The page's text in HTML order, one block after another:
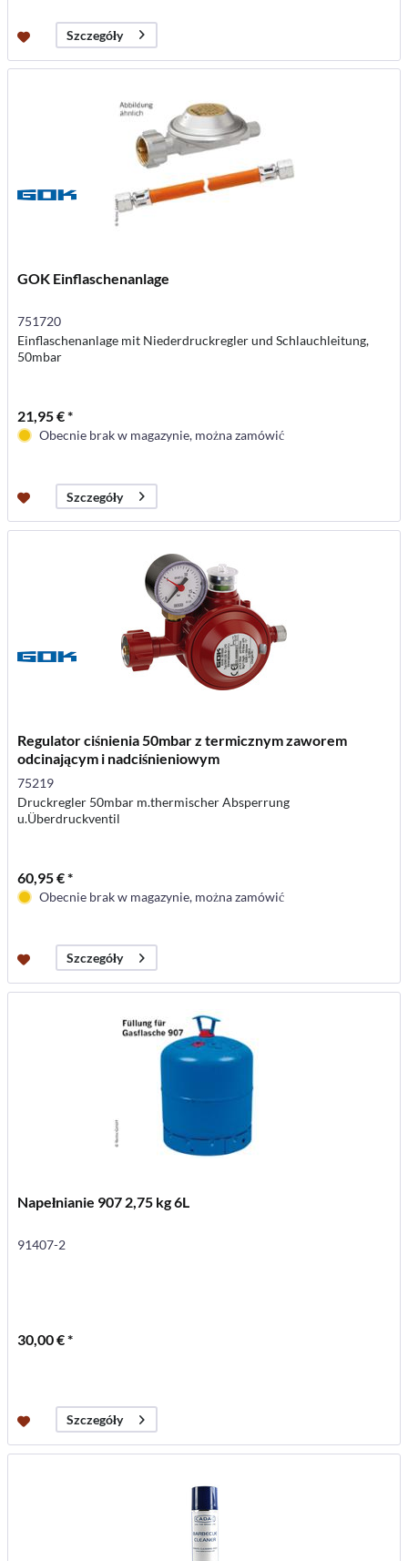
Szczegóły
GOK Einflaschenanlage
751720
Einflaschenanlage mit Niederdruckregler und Schlauchleitung,
50mbar
21,95 € *
Obecnie brak w magazynie, można zamówić
Szczegóły
Regulator ciśnienia 50mbar z termicznym zaworem
odcinającym i nadciśnieniowym
75219
Druckregler 50mbar m.thermischer Absperrung
u.Überdruckventil
60,95 € *
Obecnie brak w magazynie, można zamówić
Szczegóły
Napełnianie 907 2,75 kg 6L
91407-2
30,00 € *
Szczegóły